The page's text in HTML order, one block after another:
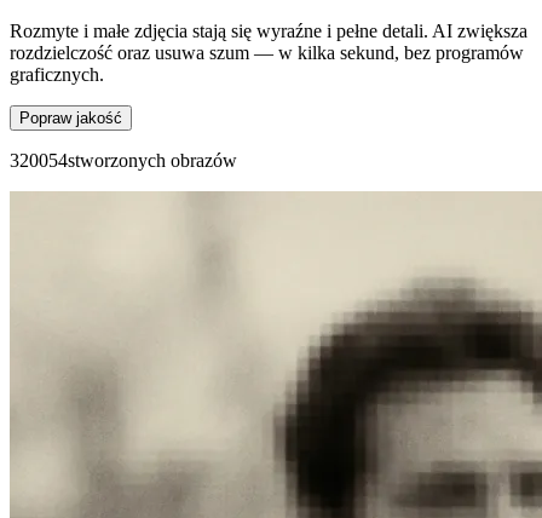
Rozmyte i małe zdjęcia stają się wyraźne i pełne detali. AI zwiększa
rozdzielczość oraz usuwa szum — w kilka sekund, bez programów
graficznych.
Popraw jakość
320054stworzonych obrazów